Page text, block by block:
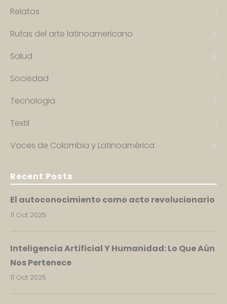
Relatos 1
Rutas del arte latinoamericano 9
Salud 9
Sociedad 1
Tecnologia 2
Textil 1
Voces de Colombia y Latinoamérica 6
Recent Posts
El autoconocimiento como acto revolucionario
11 Oct 2025
Inteligencia Artificial Y Humanidad: Lo Que Aún
Nos Pertenece
11 Oct 2025